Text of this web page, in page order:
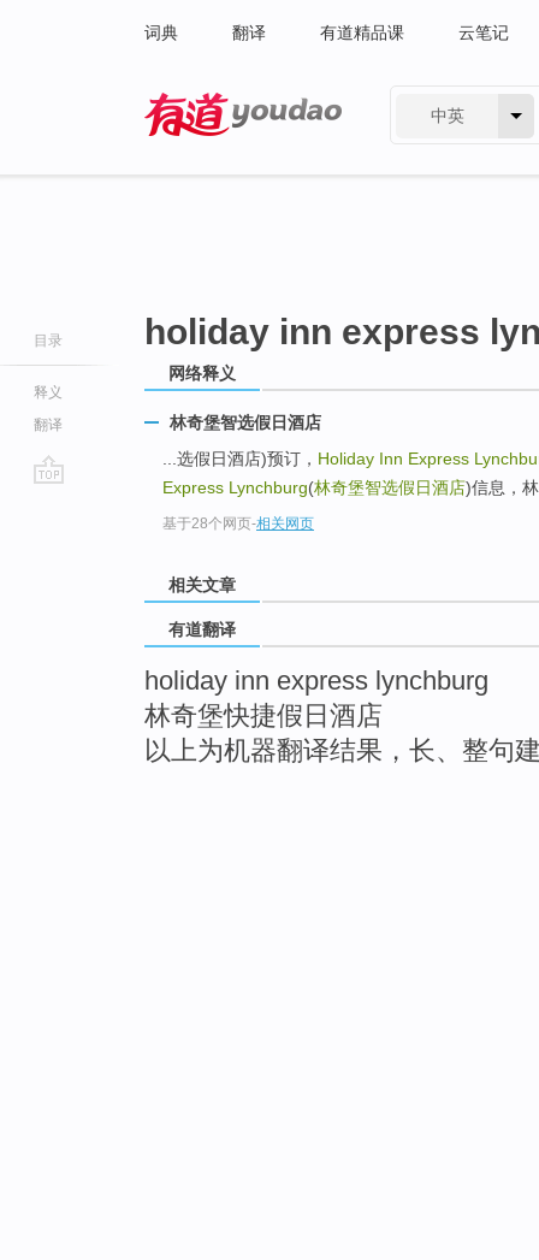
词典 翻译 有道精品课 云笔记
中英
目录
释义
翻译
holiday inn express
网络释义
林奇堡智选假日酒店
...选假日酒店)预订， Holiday Inn Express
Express Lynchburg(林奇堡智选假日酒店)信息，
基于28个网页-相关网页
相关文章
有道翻译
holiday inn express lynchburg
林奇堡快捷假日酒店
以上为机器翻译结果，长、整句